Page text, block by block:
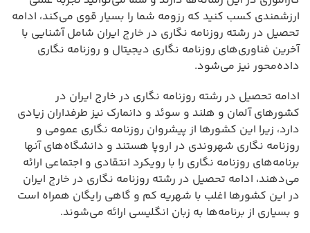
ارزشمندی کسب کنید که رزومه شما را بسیار قوی می‌کند، ادامه
تحصیل در رشته روزنامه نگاری در خارج ایران شامل آشنایی با
آخرین فناوری‌های روزنامه نگاری دیجیتال و روزنامه نگاری
داده‌محور نیز می‌شود.
ادامه تحصیل در رشته روزنامه نگاری در خارج ایران در
کشورهای آلمان و هلند و سوئد و دانمارک نیز طرفداران زیادی
دارد، زیرا این کشورها از پیشروان روزنامه نگاری عمومی و
روزنامه نگاری شهروندی در اروپا هستند و دانشگاه‌های آنها
برنامه‌های روزنامه نگاری را با رویکرد انتقادی و اجتماعی ارائه
می‌دهند، ادامه تحصیل در رشته روزنامه نگاری در خارج ایران
در این کشورها اغلب با شهریه کم و گاهی رایگان همراه است
و بسیاری از برنامه‌ها به زبان انگلیسی ارائه می‌شوند.